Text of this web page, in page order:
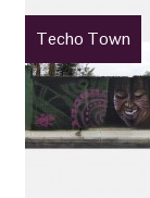
Techo Town